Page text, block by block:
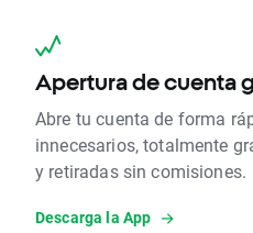
Apertura de cuenta
Abre tu cuenta de forma
innecesarios, totalmente
y retiradas sin comisiones.
Descarga la App